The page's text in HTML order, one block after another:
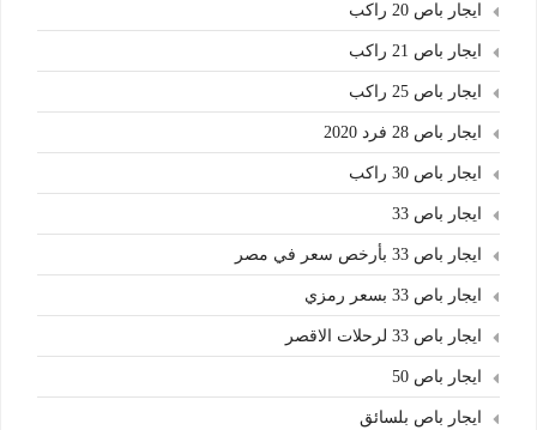
ايجار باص 20 راكب
ايجار باص 21 راكب
ايجار باص 25 راكب
ايجار باص 28 فرد 2020
ايجار باص 30 راكب
ايجار باص 33
ايجار باص 33 بأرخص سعر في مصر
ايجار باص 33 بسعر رمزي
ايجار باص 33 لرحلات الاقصر
ايجار باص 50
ايجار باص بلسائق